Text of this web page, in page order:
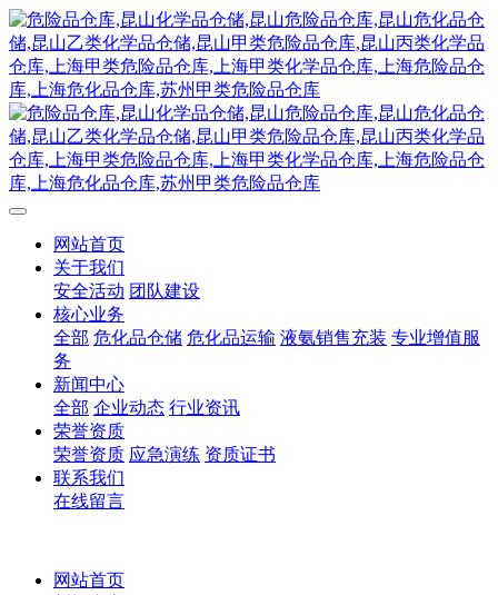
网站首页
关于我们
安全活动 团队建设
核心业务
全部 危化品仓储 危化品运输 液氨销售充装 专业增值服
务
新闻中心
全部 企业动态 行业资讯
荣誉资质
荣誉资质 应急演练 资质证书
联系我们
在线留言
网站首页